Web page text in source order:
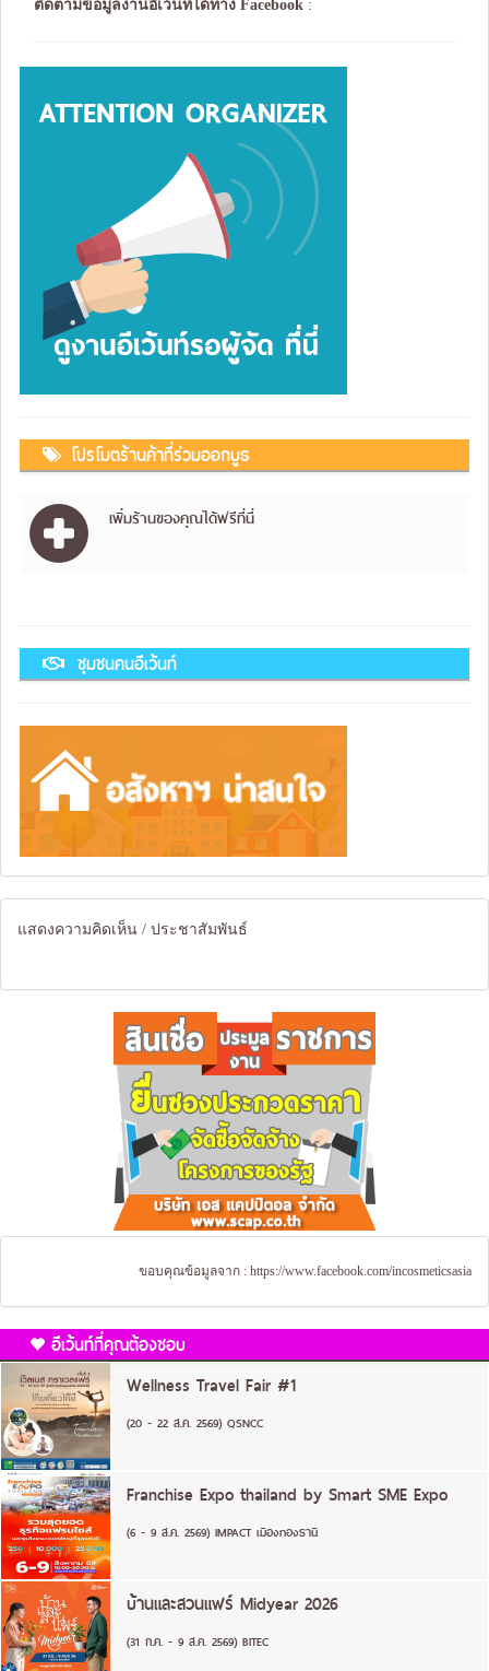
ติดตามข้อมูลงานอีเว้นท์ได้ทาง Facebook :
โปรโมตร้านค้าที่ร่วมออกบูธ
เพิ่มร้านของคุณได้ฟรีที่นี่
ชุมชนคนอีเว้นท์
แสดงความคิดเห็น / ประชาสัมพันธ์
ขอบคุณข้อมูลจาก : https://www.facebook.com/incosmeticsasia
อีเว้นท์ที่คุณต้องชอบ
Wellness Travel Fair #1
(20 - 22 ส.ค. 2569) QSNCC
Franchise Expo thailand by Smart SME Expo
(6 - 9 ส.ค. 2569) IMPACT เมืองทองธานี
บ้านและสวนแฟร์ Midyear 2026
(31 ก.ค. - 9 ส.ค. 2569) BITEC